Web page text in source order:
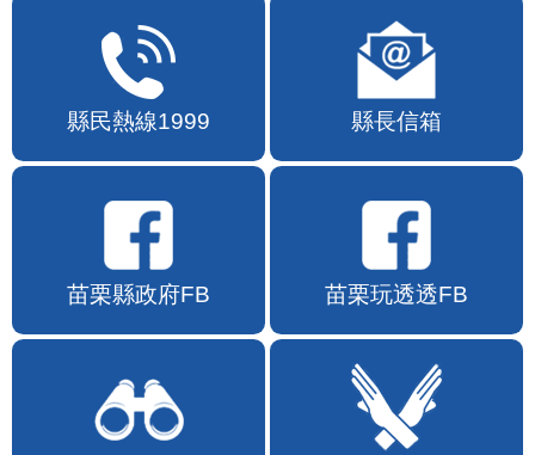
縣民熱線1999 縣長信箱
苗栗縣政府FB 苗栗玩透透FB